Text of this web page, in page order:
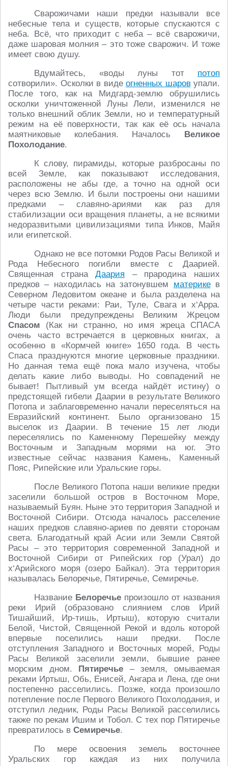
Сварожичами наши предки называли все
небесные тела и существ, которые спускаются с
неба. Всё, что приходит с неба – всё сварожичи,
даже шаровая молния – это тоже сварожич. И тоже
имеет свою душу.
Вдумайтесь, «воды луны тот потоп
сотворили». Осколки в виде огненных шаровупали.
После того, как на Мидгард-землю обрушились
осколки уничтоженной Луны Лели, изменился не
только внешний облик Земли, но и температурный
режим на её поверхности, так как её ось начала
маятниковые колебания. Началось Великое
Похолодание.
К слову, пирамиды, которые разбросаны по
всей Земле, как показывают исследования,
расположены не абы где, а точно на одной оси
через всю Землю. И были построены они нашими
предками – славяно-ариями как раз для
стабилизации оси вращения планеты, а не всякими
недоразвитыми цивилизациями типа Инков, Майя
или египетской.
Однако не все потомки Родов Расы Великой и
Рода Небесного погибли вместе с Даарией.
Священная странаДаария – прародина наших
предков – находилась на затонувшем материкев
Северном Ледовитом океане и была разделена на
четыре части реками: Раи, Туле, Свага и х‘Арра.
Люди были предупреждены Великим Жрецом
Спасом (Как ни странно, но имя жреца СПАСА
очень часто встречается в церковных книгах, а
особенно в «Кормчей книге» 1650 года. В честь
Спаса празднуются многие церковные праздники.
Но данная тема ещё пока мало изучена, чтобы
делать какие либо выводы. Но совпадений не
бывает! Пытливый ум всегда найдёт истину) о
предстоящей гибели Даарии в результате Великого
Потопа и заблаговременно начали переселяться на
Евразийский континент. Было организовано 15
выселок из Даарии. В течение 15 лет люди
переселялись по Каменному Перешейку между
Восточным и Западным морями на юг. Это
известные сейчас названия Камень, Каменный
Пояс, Рипейские или Уральские горы.
После Великого Потопа наши великие предки
заселили большой остров в Восточном Море,
называемый Буян. Ныне это территория Западной и
Восточной Сибири. Отсюда началось расселение
наших предков славяно-ариев по девяти сторонам
света. Благодатный край Асии или Земли Святой
Расы – это территория современной Западной и
Восточной Сибири от Рипейских гор (Урал) до
х‘Арийского моря (озеро Байкал). Эта территория
называлась Белоречье, Пятиречье, Семиречье.
Название Белоречье произошло от названия
реки Ирий (образовано слиянием слов Ирий
Тишайший, Ир-тишь, Иртыш), которую считали
Белой, Чистой, Священной Рекой и вдоль которой
впервые поселились наши предки. После
отступления Западного и Восточных морей, Роды
Расы Великой заселили земли, бывшие ранее
морским дном. Пятиречье – земля, омываемая
реками Иртыш, Обь, Енисей, Ангара и Лена, где они
постепенно расселились. Позже, когда произошло
потепление после Первого Великого Похолодания, и
отступил ледник, Роды Расы Великой расселились
также по рекам Ишим и Тобол. С тех пор Пятиречье
превратилось в Семиречье.
По мере освоения земель восточнее
Уральских гор каждая из них получила